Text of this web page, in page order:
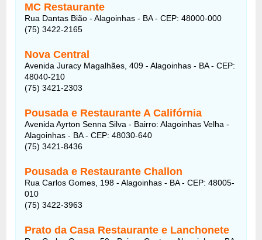
MC Restaurante
Rua Dantas Bião - Alagoinhas - BA - CEP: 48000-000
(75) 3422-2165
Nova Central
Avenida Juracy Magalhães, 409 - Alagoinhas - BA - CEP:
48040-210
(75) 3421-2303
Pousada e Restaurante A Califórnia
Avenida Ayrton Senna Silva - Bairro: Alagoinhas Velha -
Alagoinhas - BA - CEP: 48030-640
(75) 3421-8436
Pousada e Restaurante Challon
Rua Carlos Gomes, 198 - Alagoinhas - BA - CEP: 48005-
010
(75) 3422-3963
Prato da Casa Restaurante e Lanchonete